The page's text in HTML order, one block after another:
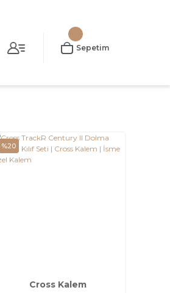
Sepetim
%20
Cross Kalem